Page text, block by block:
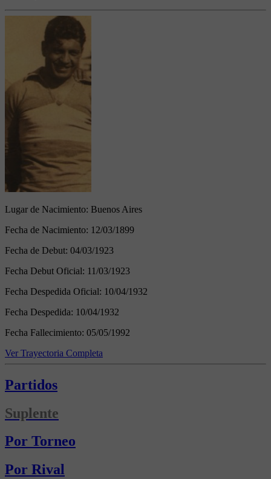
Lugar de Nacimiento: Buenos Aires
Fecha de Nacimiento: 12/03/1899
Fecha de Debut: 04/03/1923
Fecha Debut Oficial: 11/03/1923
Fecha Despedida Oficial: 10/04/1932
Fecha Despedida: 10/04/1932
Fecha Fallecimiento: 05/05/1992
Ver Trayectoria Completa
Partidos
Suplente
Por Torneo
Por Rival